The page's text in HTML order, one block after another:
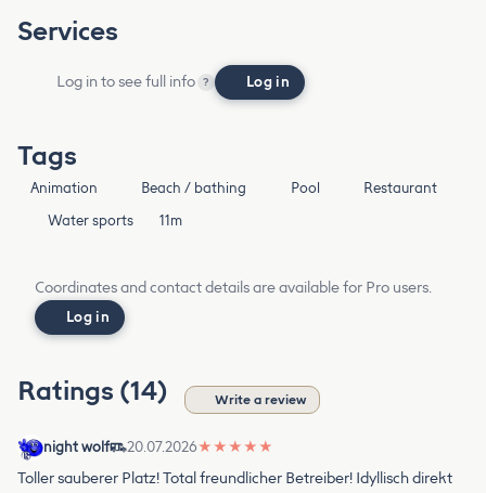
Services
Log in to see full info ? Log in
Tags
Animation Beach / bathing Pool
Restaurant
Water sports
11m
Coordinates and contact details are available for Pro users.
Log in
Ratings (14) Write a review
night wolf 20.07.2026★ ★ ★ ★ ★
Toller sauberer Platz! Total freundlicher Betreiber! Idyllisch direkt